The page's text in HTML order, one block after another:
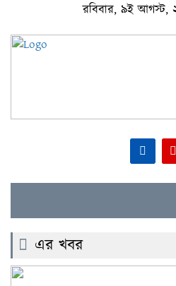
রবিবার, ৯ই আগস্ট,
এর খবর